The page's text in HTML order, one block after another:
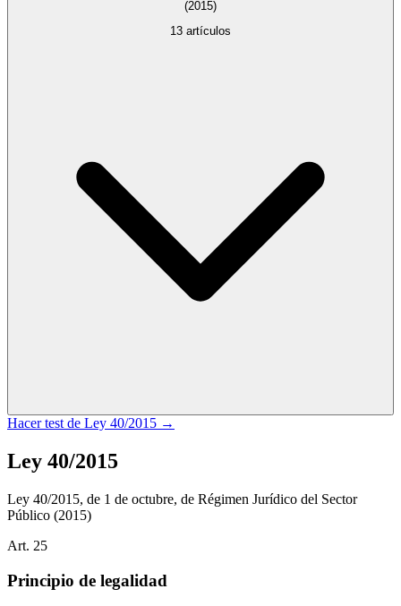
(2015)
13 artículos
Hacer test de Ley 40/2015 →
Ley 40/2015
Ley 40/2015, de 1 de octubre, de Régimen Jurídico del Sector
Público (2015)
Art. 25
Principio de legalidad